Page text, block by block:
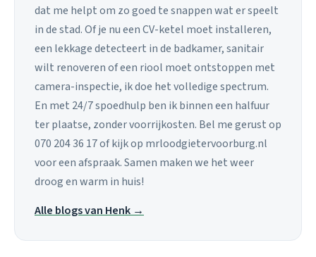
dat me helpt om zo goed te snappen wat er speelt
in de stad. Of je nu een CV-ketel moet installeren,
een lekkage detecteert in de badkamer, sanitair
wilt renoveren of een riool moet ontstoppen met
camera-inspectie, ik doe het volledige spectrum.
En met 24/7 spoedhulp ben ik binnen een halfuur
ter plaatse, zonder voorrijkosten. Bel me gerust op
070 204 36 17 of kijk op mrloodgietervoorburg.nl
voor een afspraak. Samen maken we het weer
droog en warm in huis!
Alle blogs van Henk →